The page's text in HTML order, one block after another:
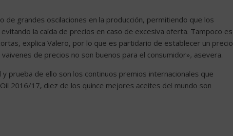
de grandes oscilaciones en la producción, permitiendo que los
la caída de precios en caso de excesiva oferta. Tampoco es
explica Valero, por lo que es partidario de establecer un precio
de precios no son buenos para el consumidor», asevera.
prueba de ello son los continuos premios internacionales que
2016/17, diez de los quince mejores aceites del mundo son